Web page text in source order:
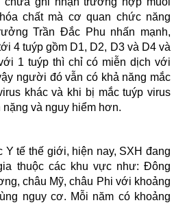
chất mà cơ quan chức năng
Trần Đắc Phu nhấn mạnh,
4 tuýp gồm D1, D2, D3 và D4 và
1 tuýp thì chỉ có miễn dịch với
người đó vẫn có khả năng mắc
khác và khi bị mắc tuýp virus
và nguy hiểm hơn.
Y tế thế giới, hiện nay, SXH đang
thuộc các khu vực như: Đông
châu Mỹ, châu Phi với khoảng
nguy cơ. Mỗi năm có khoảng